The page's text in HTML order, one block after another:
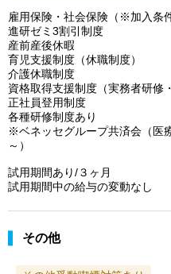
雇用保険・社会保険（※加入条
進研ゼミ3割引制度
産前産後休暇
育児支援制度（休職制度）
介護休職制度
資格取得支援制度（実務者研修
正社員登用制度
各種研修制度あり
※ベネッセグループ共済会（医
～）
試用期間あり/３ヶ月
試用期間中の給与の変動なし
その他